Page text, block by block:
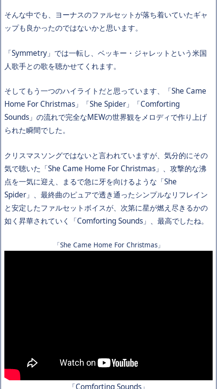
そんな中でも、ヨーナスのファルセットが落ち着いていたギャ
ップも良かったのではないかと思います。
「Symmetry」では一転し、ベッキー・ジャレットという米国
人歌手との歌を聴かせてくれます。
そしてもう一つのハイライトだと思っています、「She Came
Home For Christmas」「She Spider」「Comforting
Sounds」の流れで完全なMEWの世界観をメロディで作り上げ
られた瞬間でした。
クリスマスソングではないと言われていますが、気分的にその
気で聴いた「She Came Home For Christmas」、攻撃的な沸
点を一気に迎え、まるで急に牙を向けるような「She
Spider」、最終曲のピュアで透き通ったシンプルなリフレイン
と安定したファルセットボイスが、次第に星が燃え尽きるかの
如く昇華されていく「Comforting Sounds」、最高でしたね。
「She Came Home For Christmas」
「Comforting Sounds」